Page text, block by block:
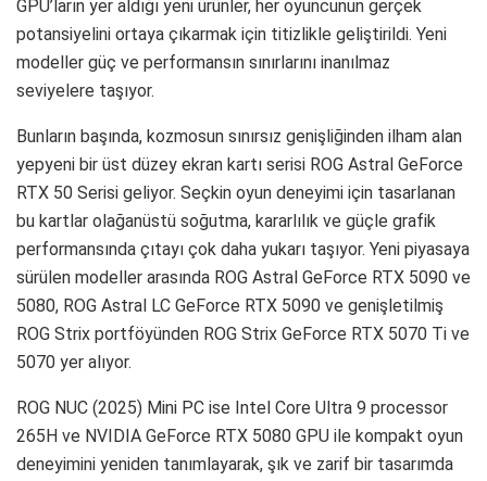
GPU’ların yer aldığı yeni ürünler, her oyuncunun gerçek
potansiyelini ortaya çıkarmak için titizlikle geliştirildi. Yeni
modeller güç ve performansın sınırlarını inanılmaz
seviyelere taşıyor.
Bunların başında, kozmosun sınırsız genişliğinden ilham alan
yepyeni bir üst düzey ekran kartı serisi ROG Astral GeForce
RTX 50 Serisi geliyor. Seçkin oyun deneyimi için tasarlanan
bu kartlar olağanüstü soğutma, kararlılık ve güçle grafik
performansında çıtayı çok daha yukarı taşıyor. Yeni piyasaya
sürülen modeller arasında ROG Astral GeForce RTX 5090 ve
5080, ROG Astral LC GeForce RTX 5090 ve genişletilmiş
ROG Strix portföyünden ROG Strix GeForce RTX 5070 Ti ve
5070 yer alıyor.
ROG NUC (2025) Mini PC ise Intel Core Ultra 9 processor
265H ve NVIDIA GeForce RTX 5080 GPU ile kompakt oyun
deneyimini yeniden tanımlayarak, şık ve zarif bir tasarımda